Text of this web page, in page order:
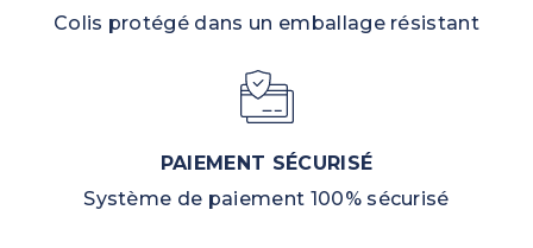
Colis protégé dans un emballage résistant
PAIEMENT SÉCURISÉ
Système de paiement 100% sécurisé